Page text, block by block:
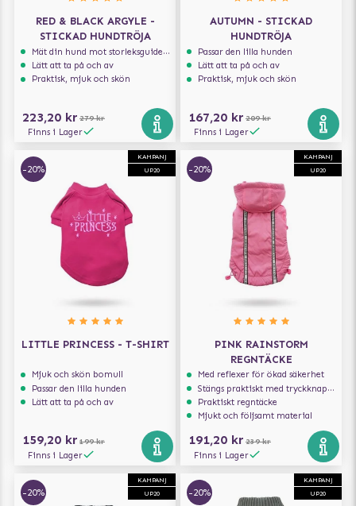
RED & BLACK ARGYLE -
STICKAD HUNDTRÖJA
Mät din hund mot storleksguiden för att få rätt storlek
Lätt att ta på och av
Praktisk, mjuk och skön
223,20 kr 279 kr
Finns i Lager
AUTUMN - STICKAD
HUNDTRÖJA
Passar den lilla hunden
Lätt att ta på och av
Praktisk, mjuk och skön
167,20 kr 209 kr
Finns i Lager
KAMPANJ
UP20
-20%
LITTLE PRINCESS - T-SHIRT
Mjuk och skön bomull
Passar den lilla hunden
Lätt att ta på och av
159,20 kr 199 kr
Finns i Lager
KAMPANJ
UP20
-20%
PINK RAINSTORM
REGNTÄCKE
Med reflexer för ökad säkerhet
Stängs praktiskt med tryckknappar
Praktiskt regntäcke
Mjukt och följsamt material
191,20 kr 239 kr
Finns i Lager
KAMPANJ
UP20
-20%
KAMPANJ
UP20
-20%